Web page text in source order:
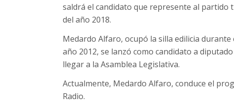
saldrá el candidato que represente al partido
del año 2018.
Medardo Alfaro, ocupó la silla edilicia
año 2012, se lanzó como candidato a
llegar a la Asamblea Legislativa.
Actualmente, Medardo Alfaro, conduce el
Radio.